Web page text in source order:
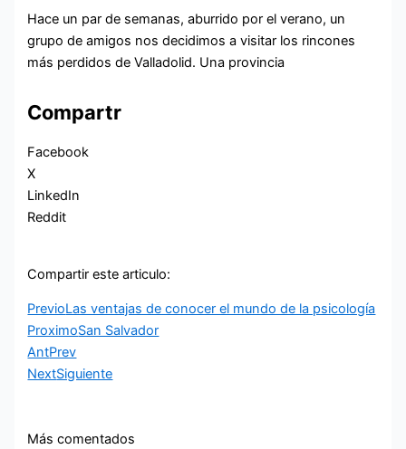
Hace un par de semanas, aburrido por el verano, un
grupo de amigos nos decidimos a visitar los rincones
más perdidos de Valladolid. Una provincia
Compartr
Facebook
X
LinkedIn
Reddit
Compartir este articulo:
PrevioLas ventajas de conocer el mundo de la psicología
ProximoSan Salvador
AntPrev
NextSiguiente
Más comentados